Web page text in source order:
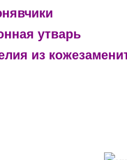
утварь
из